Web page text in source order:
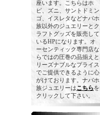
座います。こちらはホ
ピ、ズニ、サントドミン
ゴ、イスレタなどナバホ
族以外のジュエリーとク
ラフトグッズを販売して
いるHPになります。オ
ーセンティック専門店な
らではの圧巻の品揃えと
リーズナブルなプライス
でご提供できるように心
がけております。ナバホ
族ジュエリーはこちらを
クリックして下さい。